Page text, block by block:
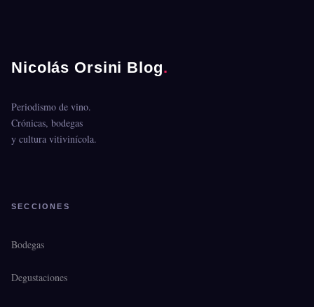
Nicolás Orsini Blog.
Periodismo de vino.
Crónicas, bodegas
y cultura vitivinícola.
SECCIONES
Bodegas
Degustaciones